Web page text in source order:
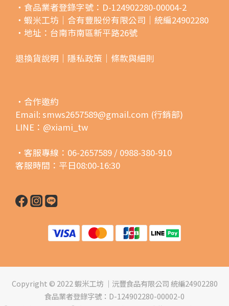
・食品業者登錄字號：D-124902280-00004-2
・蝦米工坊｜合有豐股份有限公司｜統編24902280
・地址：台南市南區新平路26號
退換貨說明｜ 隱私政策｜ 條款與細則
・合作邀約
Email: smws2657589@gmail.com (行銷部)
LINE：@xiami_tw
・客服專線：06-2657589 / 0988-380-910
客服時間：平日08:00-16:30
Copyright © 2022 蝦米工坊 ｜沅豐食品有限公司 統編24902280
食品業者登錄字號：D-124902280-00002-0